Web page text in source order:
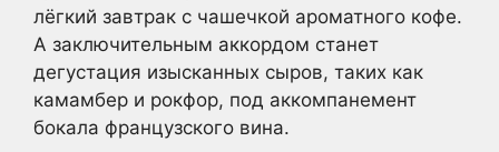
лёгкий завтрак с чашечкой ароматного кофе.
А заключительным аккордом станет
дегустация изысканных сыров, таких как
камамбер и рокфор, под аккомпанемент
бокала французского вина.